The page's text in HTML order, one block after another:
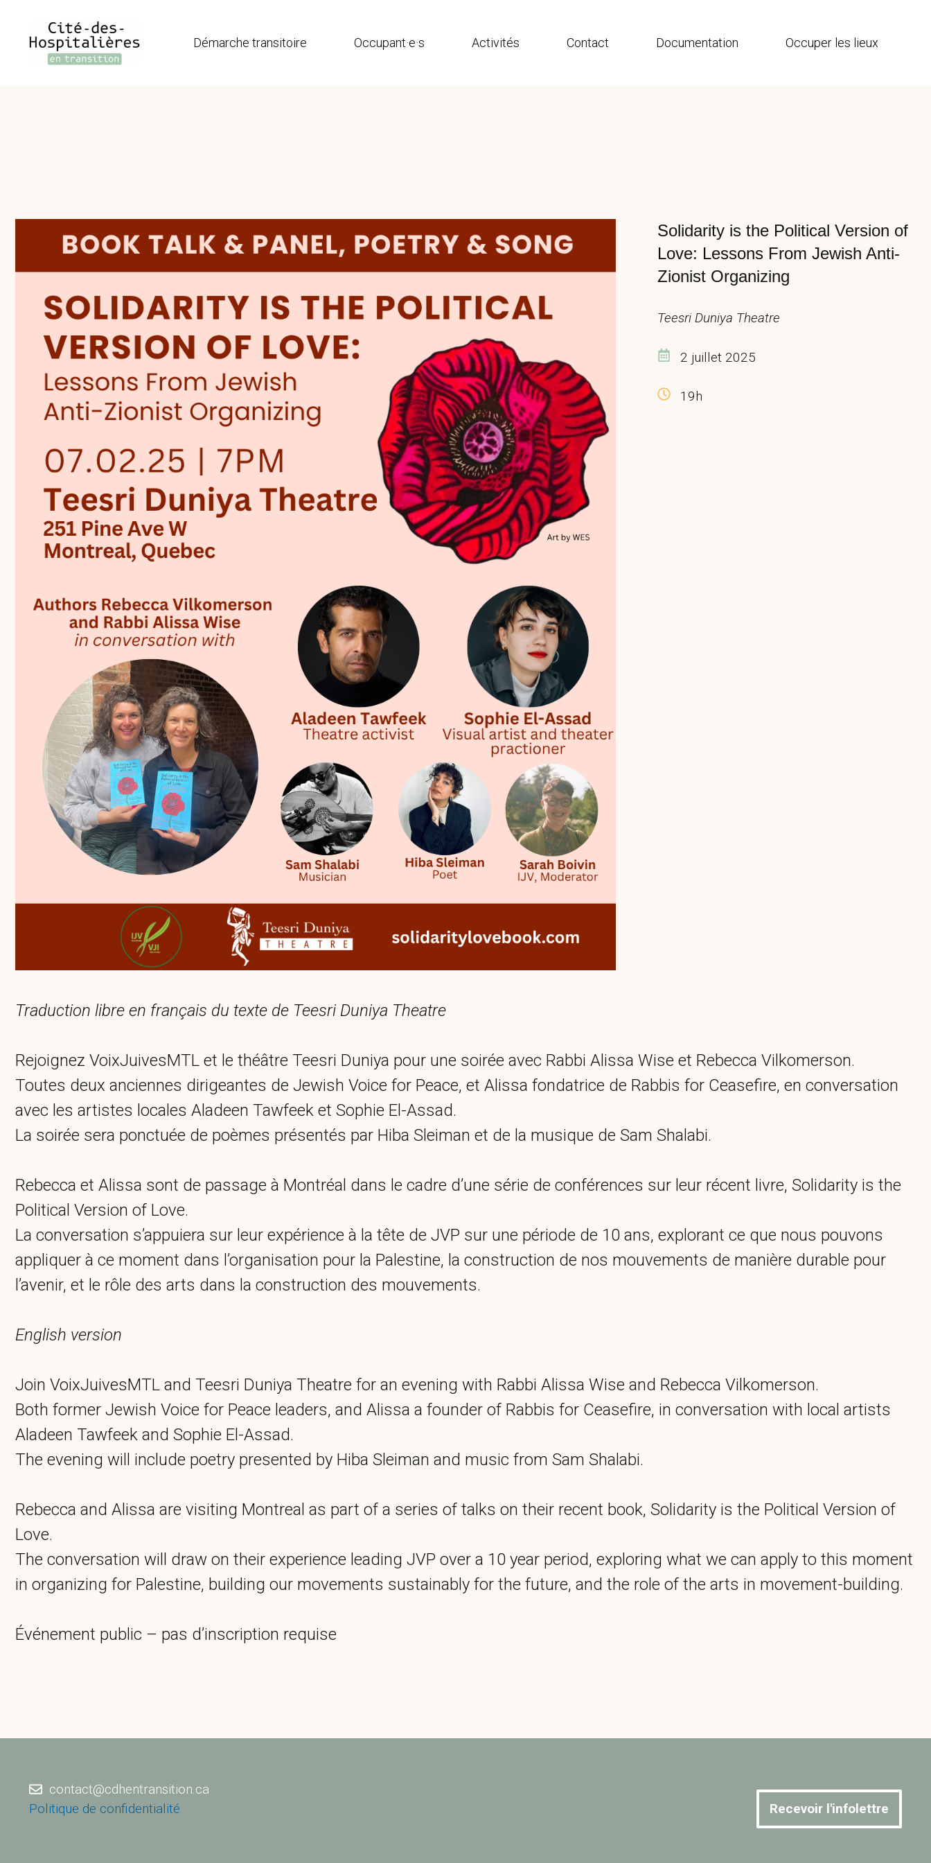
contenu
Démarche transitoire Occupant·e·s Activités Contact Documentation Occuper les lieux
Solidarity is the Political Version of
Love: Lessons From Jewish Anti-
Zionist Organizing
Teesri Duniya Theatre
2 juillet 2025
19h
Traduction libre en français du texte de Teesri Duniya Theatre
Rejoignez VoixJuivesMTL et le théâtre Teesri Duniya pour une soirée avec Rabbi Alissa Wise et Rebecca Vilkomerson.
Toutes deux anciennes dirigeantes de Jewish Voice for Peace, et Alissa fondatrice de Rabbis for Ceasefire, en conversation
avec les artistes locales Aladeen Tawfeek et Sophie El-Assad.
La soirée sera ponctuée de poèmes présentés par Hiba Sleiman et de la musique de Sam Shalabi.
Rebecca et Alissa sont de passage à Montréal dans le cadre d’une série de conférences sur leur récent livre, Solidarity is the
Political Version of Love.
La conversation s’appuiera sur leur expérience à la tête de JVP sur une période de 10 ans, explorant ce que nous pouvons
appliquer à ce moment dans l’organisation pour la Palestine, la construction de nos mouvements de manière durable pour
l’avenir, et le rôle des arts dans la construction des mouvements.
English version
Join VoixJuivesMTL and Teesri Duniya Theatre for an evening with Rabbi Alissa Wise and Rebecca Vilkomerson.
Both former Jewish Voice for Peace leaders, and Alissa a founder of Rabbis for Ceasefire, in conversation with local artists
Aladeen Tawfeek and Sophie El-Assad.
The evening will include poetry presented by Hiba Sleiman and music from Sam Shalabi.
Rebecca and Alissa are visiting Montreal as part of a series of talks on their recent book, Solidarity is the Political Version of
Love.
The conversation will draw on their experience leading JVP over a 10 year period, exploring what we can apply to this moment
in organizing for Palestine, building our movements sustainably for the future, and the role of the arts in movement-building.
Événement public – pas d’inscription requise
contact@cdhentransition.ca
Politique de confidentialité
Recevoir l'infolettre